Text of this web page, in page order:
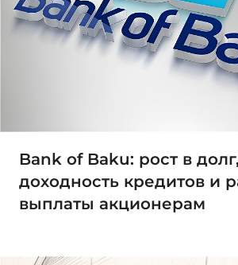
Bank of Baku: рост в
доходность кредитов и
выплаты акционерам